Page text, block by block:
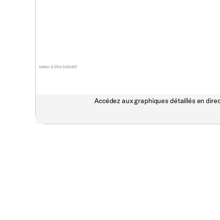
Valeur à titre indicatif
Accédez aux graphiques détaillés en